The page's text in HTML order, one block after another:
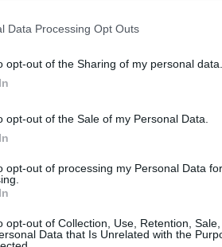
Data Processing Opt Outs
opt-out of the Sharing of my personal data.
opt-out of the Sale of my Personal Data.
opt-out of processing my Personal Data
opt-out of Collection, Use, Retention,
Data that Is Unrelated with the
e quattro incassate
Friulani a parte, il
avrà davanti a sé un
Genoa, Cagliari, Fiorentina
derby di Verona del 22 ottobre.
complessivo e analizzare
buona indicazione
difficile, hanno messo a